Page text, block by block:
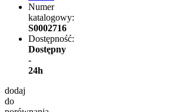
Numer
katalogowy:
S0002716
Dostępność:
Dostępny
-
24h
dodaj
do